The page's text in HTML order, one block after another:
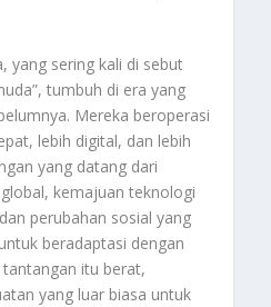
yang sering kali di sebut
tumbuh di era yang
Mereka beroperasi
lebih digital, dan lebih
yang datang dari
kemajuan teknologi
perubahan sosial yang
beradaptasi dengan
itu berat,
yang luar biasa untuk